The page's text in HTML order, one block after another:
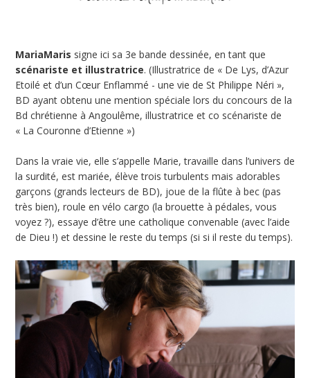
MariaMaris signe ici sa 3e bande dessinée, en tant que
scénariste et illustratrice. (Illustratrice de « De Lys, d’Azur
Etoilé et d’un Cœur Enflammé - une vie de St Philippe Néri »,
BD ayant obtenu une mention spéciale lors du concours de la
Bd chrétienne à Angoulême, illustratrice et co scénariste de
« La Couronne d’Etienne »)
Dans la vraie vie, elle s’appelle Marie, travaille dans l’univers de
la surdité, est mariée, élève trois turbulents mais adorables
garçons (grands lecteurs de BD), joue de la flûte à bec (pas
très bien), roule en vélo cargo (la brouette à pédales, vous
voyez ?), essaye d’être une catholique convenable (avec l’aide
de Dieu !) et dessine le reste du temps (si si il reste du temps).